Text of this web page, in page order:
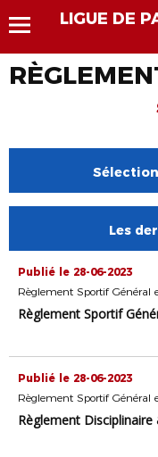
LIGUE DE
Les
Publié le 28-06-2023
Règlement Sportif Général
Règlement Sportif
Publié le 28-06-2023
Règlement Sportif Général
Règlement